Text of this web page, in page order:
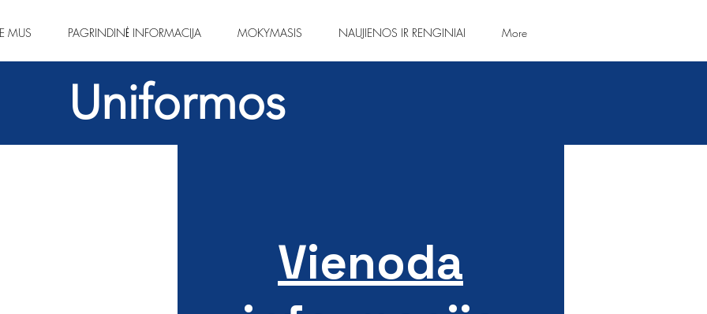
MUS PAGRINDINĖ INFORMACIJA MOKYMASIS NAUJIENOS IR RENGINIAI More
Uniformos
Vienoda